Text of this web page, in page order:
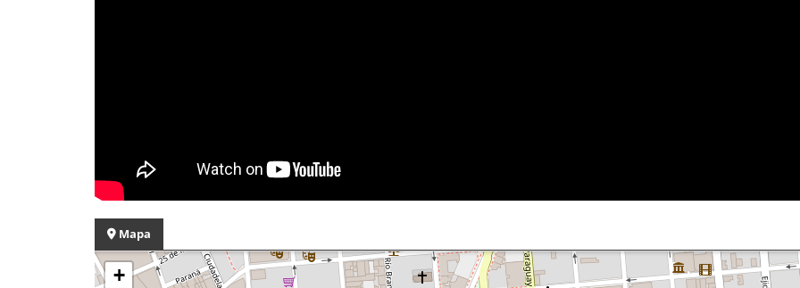
Mapa
+